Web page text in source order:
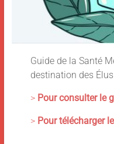
Guide de la Santé
destination des
> Pour consulter le
> Pour télécharger